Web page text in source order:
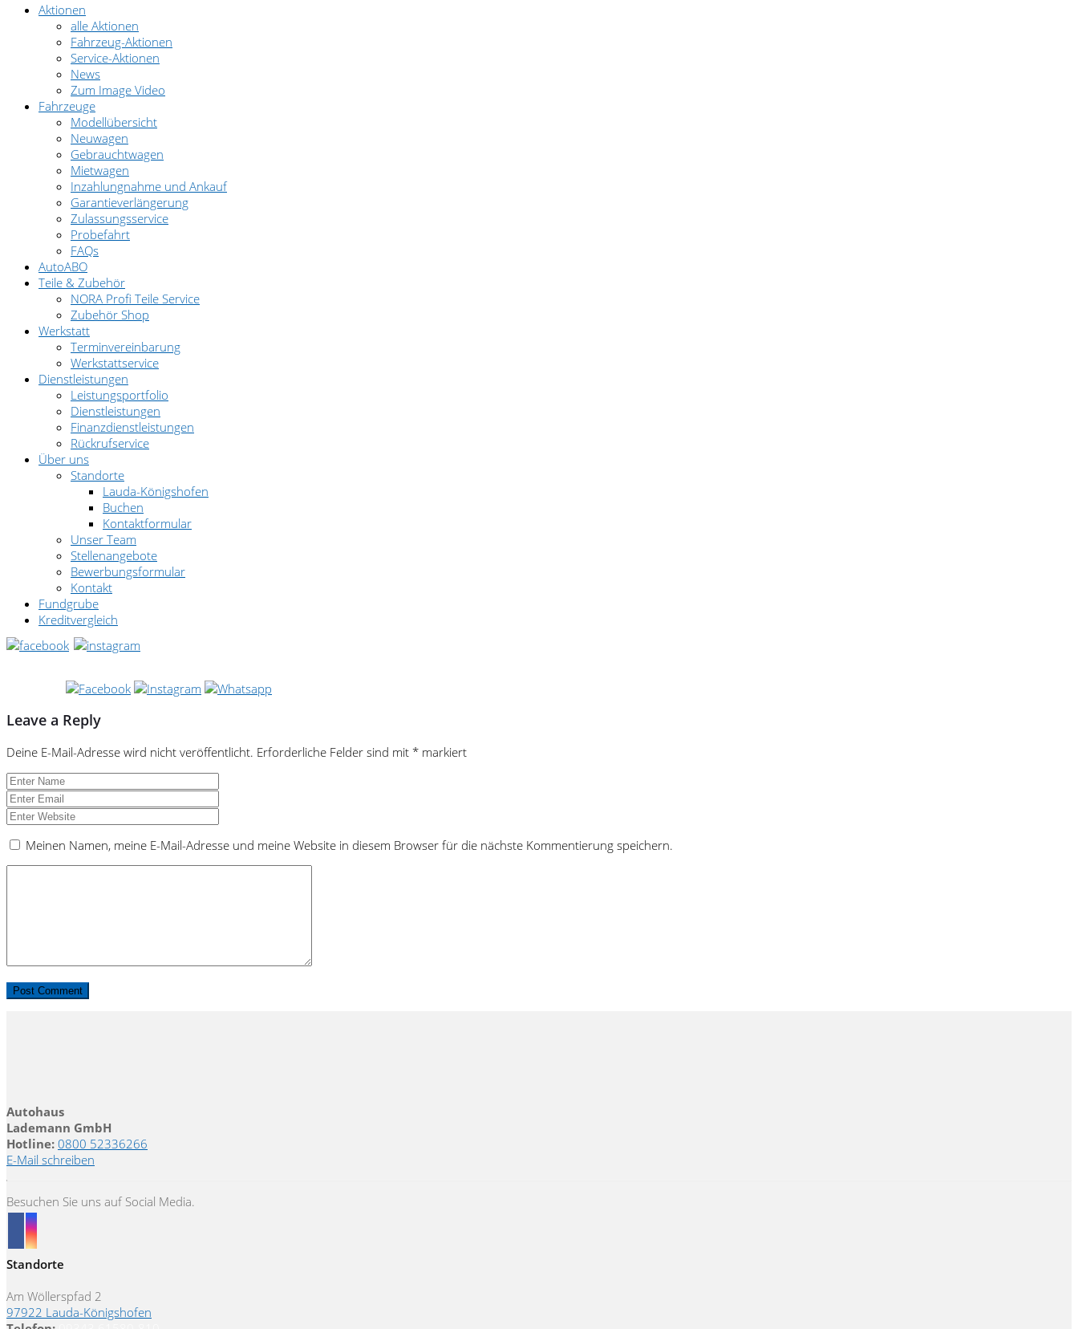
Aktionen
alle Aktionen
Fahrzeug-Aktionen
Service-Aktionen
News
Zum Image Video
Fahrzeuge
Modellübersicht
Neuwagen
Gebrauchtwagen
Mietwagen
Inzahlungnahme und Ankauf
Garantieverlängerung
Zulassungsservice
Probefahrt
FAQs
AutoABO
Teile & Zubehör
NORA Profi Teile Service
Zubehör Shop
Werkstatt
Terminvereinbarung
Werkstattservice
Dienstleistungen
Leistungsportfolio
Dienstleistungen
Finanzdienstleistungen
Rückrufservice
Über uns
Standorte
Lauda-Königshofen
Buchen
Kontaktformular
Unser Team
Stellenangebote
Bewerbungsformular
Kontakt
Fundgrube
Kreditvergleich
Leave a Reply
Deine E-Mail-Adresse wird nicht veröffentlicht. Erforderliche Felder sind mit * markiert
Meinen Namen, meine E-Mail-Adresse und meine Website in diesem Browser für die nächste Kommentierung speichern.
Autohaus
Lademann GmbH
Hotline: 0800 52336266
E-Mail schreiben
Besuchen Sie uns auf Social Media.
Standorte
Am Wöllerspfad 2
97922 Lauda-Königshofen